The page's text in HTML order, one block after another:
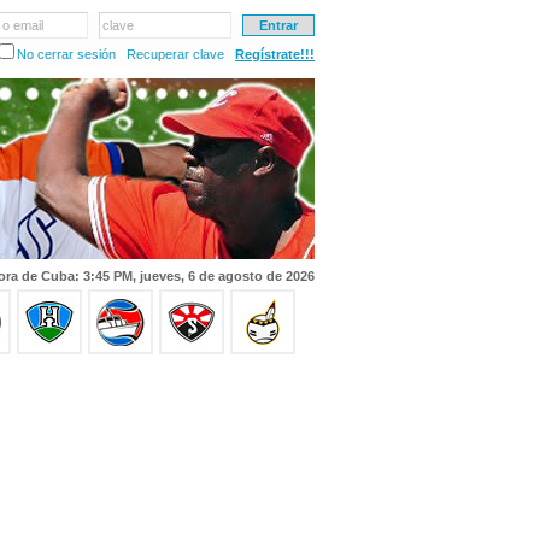
email
clave
No cerrar sesión
Recuperar clave Regístrate!!!
de Cuba: 3:45 PM, jueves, 6 de agosto de 2026